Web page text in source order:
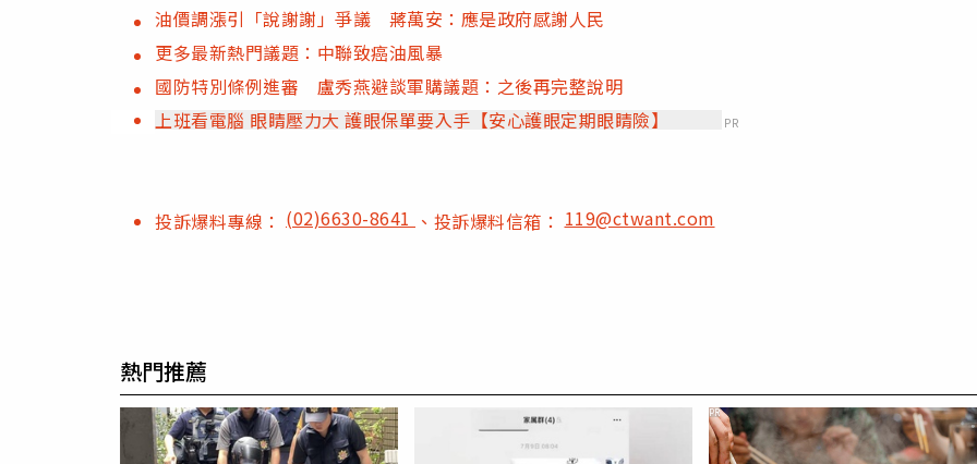
油價調漲引「說謝謝」爭議 蔣萬安：應是政府感謝人民
更多最新熱門議題：中聯致癌油風暴
國防特別條例進審 盧秀燕避談軍購議題：之後再完整說明
上班看電腦 眼睛壓力大 護眼保單要入手【安心護眼定期眼睛險】
PR
投訴爆料專線： (02)6630-8641 、投訴爆料信箱：119@ctwant.com
熱門推薦
PR